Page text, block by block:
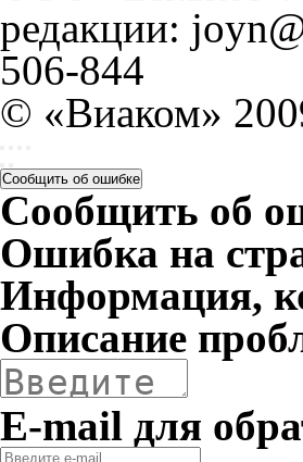
редакции:
506-844
© «Виаком»
Сообщить об ошибке
Сообщить об
Ошибка на
Информация,
Описание
E-mail для